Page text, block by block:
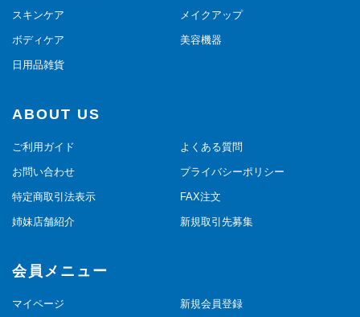
スキンケア メイクアップ
ボディケア 美容機器
日用品雑貨
ABOUT US
ご利用ガイド よくある質問
お問い合わせ プライバシーポリシー
特定商取引法表示 FAX注文
姉妹店舗紹介 新規取引先募集
会員メニュー
マイページ 新規会員登録